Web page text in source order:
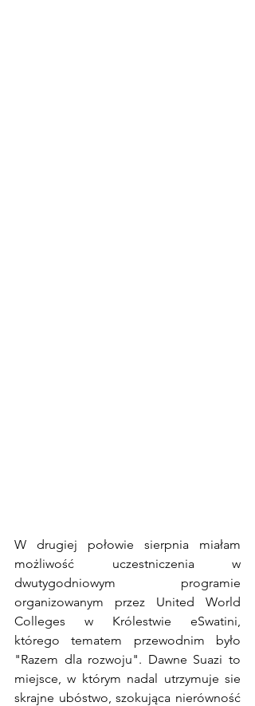
W drugiej połowie sierpnia miałam
możliwość uczestniczenia w
dwutygodniowym programie
organizowanym przez United World
Colleges w Królestwie eSwatini,
którego tematem przewodnim było
"Razem dla rozwoju". Dawne Suazi to
miejsce, w którym nadal utrzymuje sie
skrajne ubóstwo, szokująca nierówność